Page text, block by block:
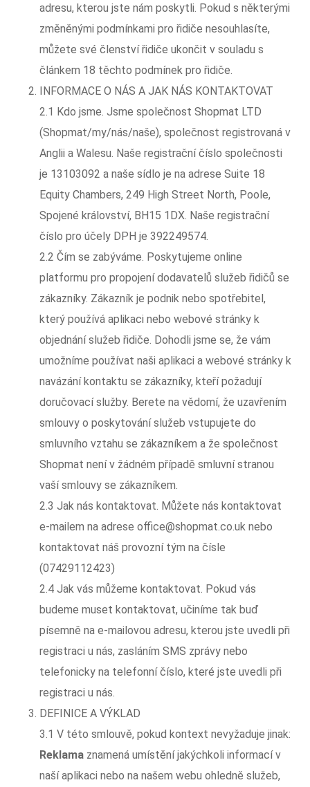
adresu, kterou jste nám poskytli. Pokud s některými
změněnými podmínkami pro řidiče nesouhlasíte,
můžete své členství řidiče ukončit v souladu s
článkem 18 těchto podmínek pro řidiče.
INFORMACE O NÁS A JAK NÁS KONTAKTOVAT
2.1 Kdo jsme. Jsme společnost Shopmat LTD
(Shopmat/my/nás/naše), společnost registrovaná v
Anglii a Walesu. Naše registrační číslo společnosti
je 13103092 a naše sídlo je na adrese Suite 18
Equity Chambers, 249 High Street North, Poole,
Spojené království, BH15 1DX. Naše registrační
číslo pro účely DPH je 392249574.
2.2 Čím se zabýváme. Poskytujeme online
platformu pro propojení dodavatelů služeb řidičů se
zákazníky. Zákazník je podnik nebo spotřebitel,
který používá aplikaci nebo webové stránky k
objednání služeb řidiče. Dohodli jsme se, že vám
umožníme používat naši aplikaci a webové stránky k
navázání kontaktu se zákazníky, kteří požadují
doručovací služby. Berete na vědomí, že uzavřením
smlouvy o poskytování služeb vstupujete do
smluvního vztahu se zákazníkem a že společnost
Shopmat není v žádném případě smluvní stranou
vaší smlouvy se zákazníkem.
2.3 Jak nás kontaktovat. Můžete nás kontaktovat
e-mailem na adrese office@shopmat.co.uk nebo
kontaktovat náš provozní tým na čísle
(07429112423)
2.4 Jak vás můžeme kontaktovat. Pokud vás
budeme muset kontaktovat, učiníme tak buď
písemně na e-mailovou adresu, kterou jste uvedli při
registraci u nás, zasláním SMS zprávy nebo
telefonicky na telefonní číslo, které jste uvedli při
registraci u nás.
DEFINICE A VÝKLAD
3.1 V této smlouvě, pokud kontext nevyžaduje jinak:
Reklamaznamená umístění jakýchkoli informací v
naší aplikaci nebo na našem webu ohledně služeb,